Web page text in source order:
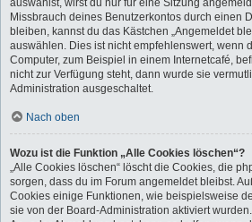
auswählst, wirst du nur für eine Sitzung
Missbrauch deines Benutzerkontos durch einen
bleiben, kannst du das Kästchen „Angemeldet
auswählen. Dies ist nicht empfehlenswert, wenn
Computer, zum Beispiel in einem Internetcafé,
nicht zur Verfügung steht, dann wurde sie
Administration ausgeschaltet.
Nach oben
Wozu ist die Funktion „Alle Cookies löschen“?
„Alle Cookies löschen“ löscht die Cookies, die
sorgen, dass du im Forum angemeldet bleibst.
Cookies einige Funktionen, wie beispielsweise
sie von der Board-Administration aktiviert